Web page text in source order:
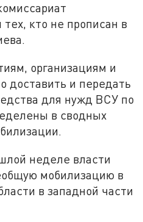
кто не прописан в
организациям и
доставить и передать
для нужд ВСУ по
в сводных
неделе власти
мобилизацию в
в западной части